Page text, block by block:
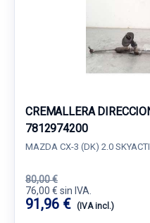
CREMALLERA
7812974200
MAZDA CX-3 (DK) 2.0
80,00 €
76,00 € sin IVA.
91,96 € (IVA incl.)